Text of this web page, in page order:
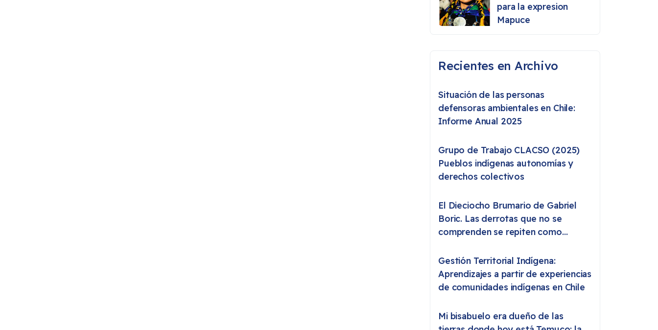
para la expresion
Mapuce
Recientes en Archivo
Situación de las personas
defensoras ambientales en Chile:
Informe Anual 2025
Grupo de Trabajo CLACSO (2025)
Pueblos indígenas autonomías y
derechos colectivos
El Dieciocho Brumario de Gabriel
Boric. Las derrotas que no se
comprenden se repiten como
Gestión Territorial Indígena:
Aprendizajes a partir de experiencias
de comunidades indígenas en Chile
Mi bisabuelo era dueño de las